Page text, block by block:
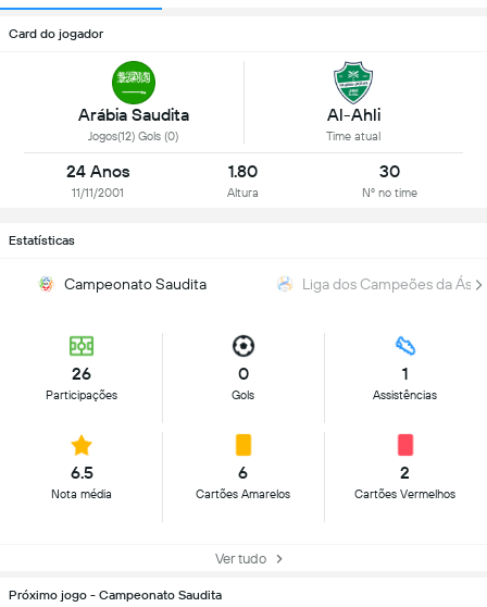
Card do jogador
Arábia Saudita
Jogos(12) Gols (0)
Al-Ahli
Time atual
24 Anos
11/11/2001
1.80
Altura
30
Nº no time
Estatísticas
Campeonato Saudita Liga dos Campeões da Ásia
26
Participações
0
Gols
1
Assistências
6.5
Nota média
6
Cartões Amarelos
2
Cartões Vermelhos
Ver tudo
Próximo jogo - Campeonato Saudita